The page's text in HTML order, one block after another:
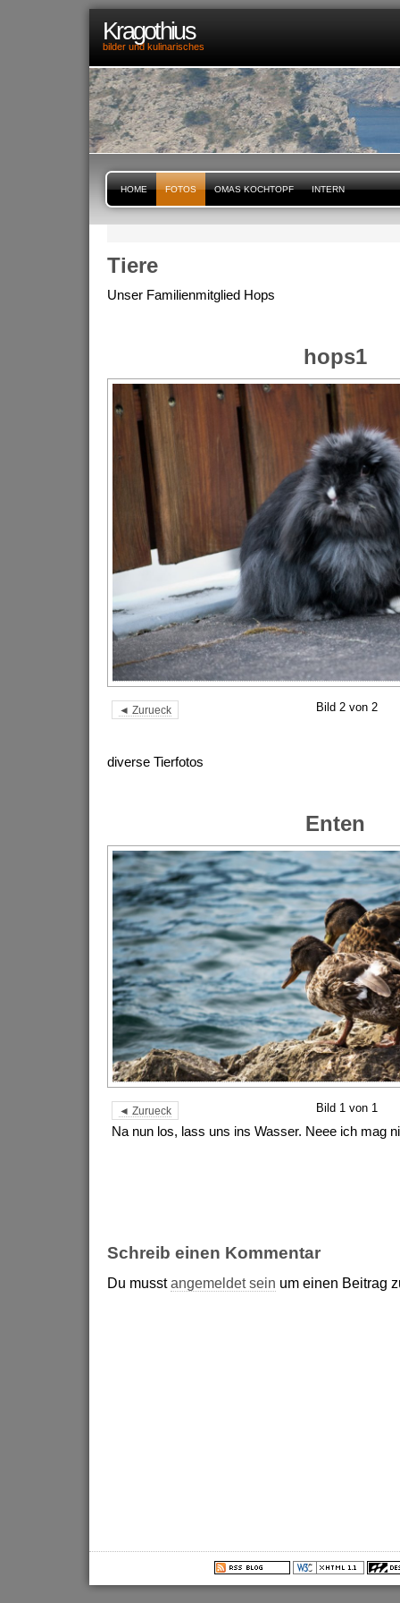
Kragothius
bilder und kulinarisches
HOME FOTOS OMAS KOCHTOPF INTERN
Tiere
Unser Familienmitglied Hops
hops1
◄ Zurueck Bild 2 von 2
diverse Tierfotos
Enten
◄ Zurueck Bild 1 von 1
Na nun los, lass uns ins Wasser. Neee ich mag
Schreib einen Kommentar
Du musstangemeldet sein um einen Beitrag